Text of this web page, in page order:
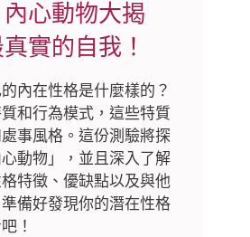
內心動物大揭
實的自我！
內在性格是什麼樣的？
和行為模式，這些特質
事風格。這份測驗將探
動物」，並且深入了解
特徵、優缺點以及與他
備好發現你的潛在性格
！